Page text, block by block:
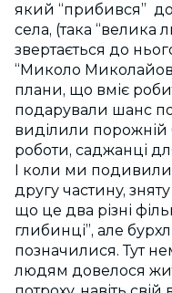
який “прибився”
села, (така
звертається до
“Миколо
плани, що вміє
подарували шанс
виділили порожній
роботи, саджанці
І коли ми
другу частину,
що це два різні
глибинці”, але
позначилися. Тут
людям довелося